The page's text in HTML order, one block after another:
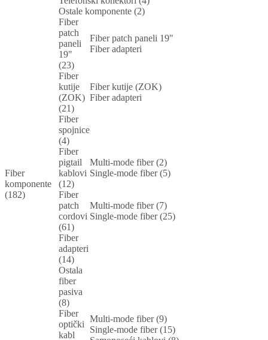
Ostale komponente (2)
Fiber
komponente
(182)
Fiber
patch
paneli
19"
(23)
Fiber patch paneli 19"
Fiber adapteri
Fiber
kutije
(ZOK)
(21)
Fiber kutije (ZOK)
Fiber adapteri
Fiber
spojnice
(4)
Fiber
pigtail
kablovi
(12)
Multi-mode fiber (2)
Single-mode fiber (5)
Fiber
patch
cordovi
(61)
Multi-mode fiber (7)
Single-mode fiber (25)
Fiber
adapteri
(14)
Ostala
fiber
pasiva
(8)
Fiber
optički
kabl
Multi-mode fiber (9)
Single-mode fiber (15)